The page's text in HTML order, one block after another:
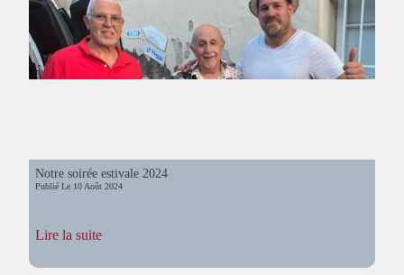
Notre soirée estivale 2024
Publié Le 10 Août 2024
Lire la suite:
soirée